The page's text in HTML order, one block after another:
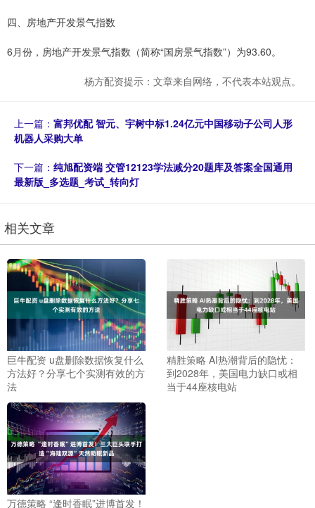
四、房地产开发景气指数
6月份，房地产开发景气指数（简称“国房景气指数”）为93.60。
杨方配资提示：文章来自网络，不代表本站观点。
上一篇： 富邦优配 智元、宇树中标1.24亿元中国移动子公司人形
机器人采购大单
下一篇： 纯旭配资端 交管12123学法减分20题库及答案全国通用
最新版_多选题_考试_转向灯
相关文章
巨牛配资 u盘删除数据恢复什么
方法好？分享七个实测有效的方
法
精胜策略 AI热潮背后的隐忧：
到2028年，美国电力缺口或相
当于44座核电站
万德策略 “逢时香眠”进博首发！